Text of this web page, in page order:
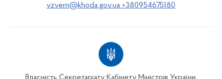
vzvern@khoda.gov.ua +380954675180